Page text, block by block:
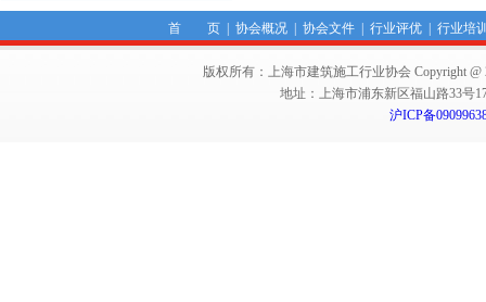
首 页| 协会概况| 协会文件| 行业评优| 行业培
版权所有：上海市建筑施工行业协会 Copyright @
地址：上海市浦东新区福山路33号
沪ICP备